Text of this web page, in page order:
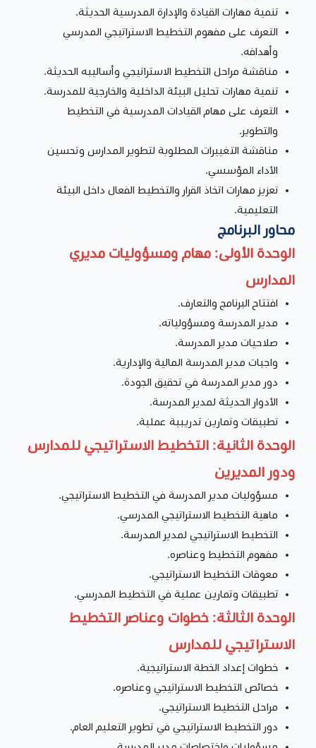
تنمية مهارات القيادة والإدارة المدرسية الحديثة.
التعرف على مفهوم التخطيط الاستراتيجي المدرسي
وأهدافه.
مناقشة مراحل التخطيط الاستراتيجي وأساليبه الحديثة.
تنمية مهارات تحليل البيئة الداخلية والخارجية للمدرسة.
التعرف على مهام القيادات المدرسية في التخطيط
والتطوير.
مناقشة التغييرات المطلوبة لتطوير المدارس وتحسين
الأداء المؤسسي.
تعزيز مهارات اتخاذ القرار والتخطيط الفعال داخل البيئة
التعليمية.
محاور البرنامج
الوحدة الأولى: مهام ومسؤوليات مديري
المدارس
افتتاح البرنامج والتعارف.
مدير المدرسة ومسؤولياته.
صلاحيات مدير المدرسة.
واجبات مدير المدرسة المالية والإدارية.
دور مدير المدرسة في تحقيق الجودة.
الأدوار الحديثة لمدير المدرسة.
تطبيقات وتمارين تدريبية عملية.
الوحدة الثانية: التخطيط الاستراتيجي للمدارس
ودور المديرين
مسؤوليات مدير المدرسة في التخطيط الاستراتيجي.
ماهية التخطيط الاستراتيجي المدرسي.
التخطيط الاستراتيجي لمدير المدرسة.
مفهوم التخطيط وعناصره.
معوقات التخطيط الاستراتيجي.
تطبيقات وتمارين عملية في التخطيط المدرسي.
الوحدة الثالثة: خطوات وعناصر التخطيط
الاستراتيجي للمدارس
خطوات إعداد الخطة الاستراتيجية.
خصائص التخطيط الاستراتيجي وعناصره.
مراحل التخطيط الاستراتيجي.
دور التخطيط الاستراتيجي في تطوير التعليم العام.